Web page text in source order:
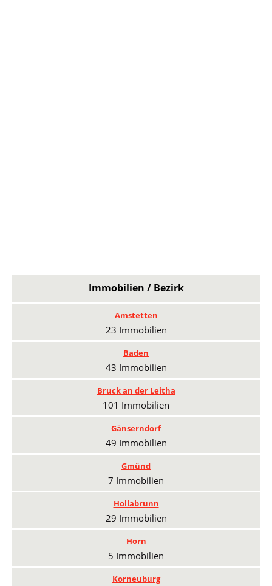
Immobilien / Bezirk
Amstetten
23 Immobilien
Baden
43 Immobilien
Bruck an der Leitha
101 Immobilien
Gänserndorf
49 Immobilien
Gmünd
7 Immobilien
Hollabrunn
29 Immobilien
Horn
5 Immobilien
Korneuburg